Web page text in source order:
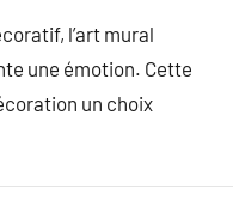
l’art mural
une émotion. Cette
un choix